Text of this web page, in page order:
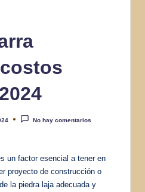
No hay comentarios
un factor esencial a tener en
proyecto de construcción o
la piedra laja adecuada y